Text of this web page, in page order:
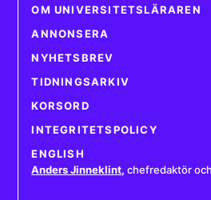
OM UNIVERSITETSLÄRAREN
ANNONSERA
NYHETSBREV
TIDNINGSARKIV
KORSORD
INTEGRITETSPOLICY
ENGLISH
Anders Jinneklint, chefredaktör